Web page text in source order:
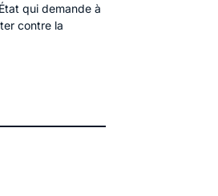
qui demande à
contre la